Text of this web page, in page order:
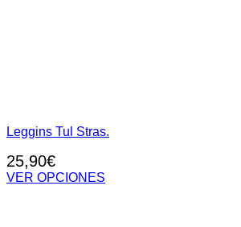
Leggins Tul Stras.
25,90€
VER OPCIONES